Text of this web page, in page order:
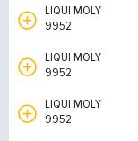
LIQUI MOLY
9952
LIQUI MOLY
9952
LIQUI MOLY
9952